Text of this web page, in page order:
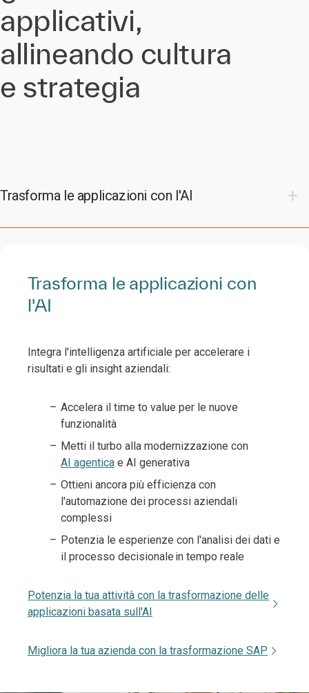
applicativi,
allineando cultura
e strategia
Trasforma le applicazioni con l'AI
Trasforma le applicazioni con
l'AI
Integra l'intelligenza artificiale per accelerare i
risultati e gli insight aziendali:
Accelera il time to value per le nuove
funzionalità
Metti il turbo alla modernizzazione con
AI agentica e AI generativa
Ottieni ancora più efficienza con
l'automazione dei processi aziendali
complessi
Potenzia le esperienze con l'analisi dei dati e
il processo decisionale in tempo reale
Potenzia la tua attività con la trasformazione delle
applicazioni basata sull'AI
Migliora la tua azienda con la trasformazione SAP